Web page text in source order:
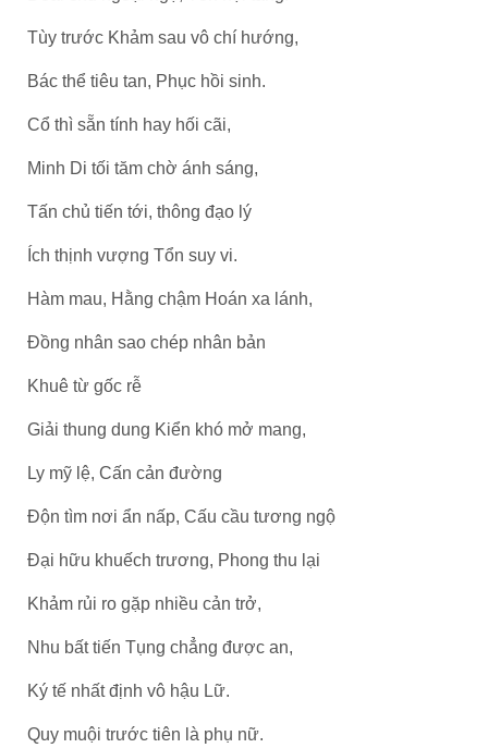
Tùy trước Khảm sau vô chí hướng,
Bác thể tiêu tan, Phục hồi sinh.
Cổ thì sẵn tính hay hối cãi,
Minh Di tối tăm chờ ánh sáng,
Tấn chủ tiến tới, thông đạo lý
Ích thịnh vượng Tổn suy vi.
Hàm mau, Hằng chậm Hoán xa lánh,
Đồng nhân sao chép nhân bản
Khuê từ gốc rễ
Giải thung dung Kiển khó mở mang,
Ly mỹ lệ, Cấn cản đường
Độn tìm nơi ẩn nấp, Cấu cầu tương ngộ
Đại hữu khuếch trương, Phong thu lại
Khảm rủi ro gặp nhiều cản trở,
Nhu bất tiến Tụng chẳng được an,
Ký tế nhất định vô hậu Lữ.
Quy muội trước tiên là phụ nữ.